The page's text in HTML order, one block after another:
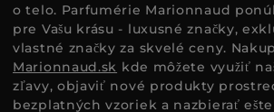
o telo. Parfumérie Marionnaud
pre Vašu krásu - luxusné značky,
vlastné značky za skvelé ceny.
Marionnaud.sk kde môžete využiť
zľavy, objaviť nové produkty
bezplatných vzoriek a nazbierať